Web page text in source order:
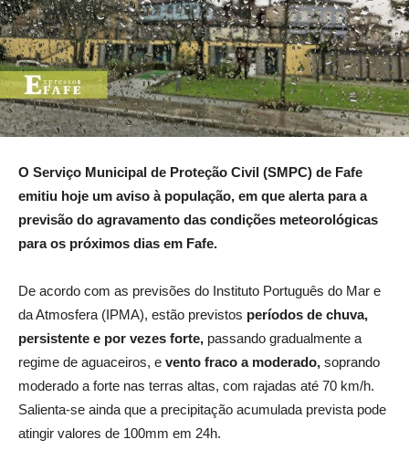
O Serviço Municipal de Proteção Civil (SMPC) de Fafe
emitiu hoje um aviso à população, em que alerta para a
previsão do agravamento das condições meteorológicas
para os próximos dias em Fafe.
De acordo com as previsões do Instituto Português do Mar e
da Atmosfera (IPMA), estão previstos períodos de chuva,
persistente e por vezes forte, passando gradualmente a
regime de aguaceiros, e vento fraco a moderado, soprando
moderado a forte nas terras altas, com rajadas até 70 km/h.
Salienta-se ainda que a precipitação acumulada prevista pode
atingir valores de 100mm em 24h.